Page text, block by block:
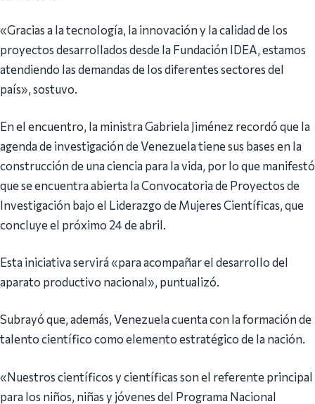
«Gracias a la tecnología, la innovación y la calidad de los
proyectos desarrollados desde la Fundación IDEA, estamos
atendiendo las demandas de los diferentes sectores del
país», sostuvo.
En el encuentro, la ministra Gabriela Jiménez recordó que la
agenda de investigación de Venezuela tiene sus bases en la
construcción de una ciencia para la vida, por lo que manifestó
que se encuentra abierta la Convocatoria de Proyectos de
Investigación bajo el Liderazgo de Mujeres Científicas, que
concluye el próximo 24 de abril.
Esta iniciativa servirá «para acompañar el desarrollo del
aparato productivo nacional», puntualizó.
Subrayó que, además, Venezuela cuenta con la formación de
talento científico como elemento estratégico de la nación.
«Nuestros científicos y científicas son el referente principal
para los niños, niñas y jóvenes del Programa Nacional